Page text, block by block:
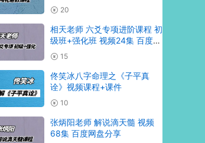
20
相天老师 六爻专项进阶课程 初
级班+强化班 视频24集 百度网
盘分享
15
佟笑冰八字命理之《子平真
诠》视频课程+课件
10
张炳阳老师 解说滴天髓 视频
68集 百度网盘分享